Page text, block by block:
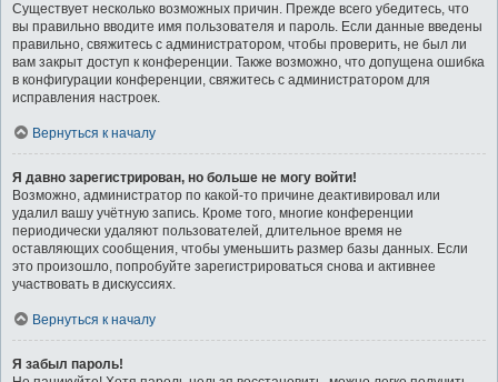
Существует несколько возможных причин. Прежде всего убедитесь, что
вы правильно вводите имя пользователя и пароль. Если данные введены
правильно, свяжитесь с администратором, чтобы проверить, не был ли
вам закрыт доступ к конференции. Также возможно, что допущена ошибка
в конфигурации конференции, свяжитесь с администратором для
исправления настроек.
Вернуться к началу
Я давно зарегистрирован, но больше не могу войти!
Возможно, администратор по какой-то причине деактивировал или
удалил вашу учётную запись. Кроме того, многие конференции
периодически удаляют пользователей, длительное время не
оставляющих сообщения, чтобы уменьшить размер базы данных. Если
это произошло, попробуйте зарегистрироваться снова и активнее
участвовать в дискуссиях.
Вернуться к началу
Я забыл пароль!